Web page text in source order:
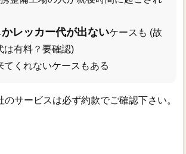
レッカー代が出ないケースも (故
は有料？要確認)
てくれないケースもある
サービスは必ず約款でご確認下さい。